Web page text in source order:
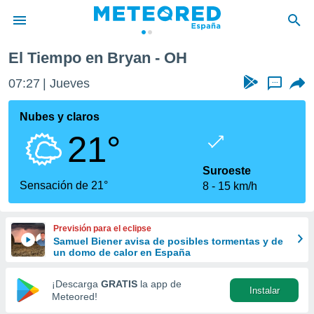
de
por
que se
calidad.
a este
las
y
forma
digital
basada
El Tiempo en Bryan - OH
07:27 Jueves ...
Nubes y claros
21°
Sensación de 21°
Suroeste
8
15 km/h
Previsión para el eclipse
Samuel Biener avisa de posibles tormentas y de
un domo de calor en España
¡Descarga GRATIS la app de
Meteored!
Instalar